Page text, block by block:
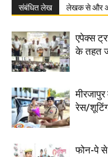
संबंधित लेख लेखक से और
एपेक्स
के तहत
रेस/
फोन-पे से